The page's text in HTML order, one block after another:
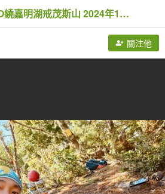
布拉克桑山單攻O繞嘉明湖戒茂斯山 2024年12月8日
關注他